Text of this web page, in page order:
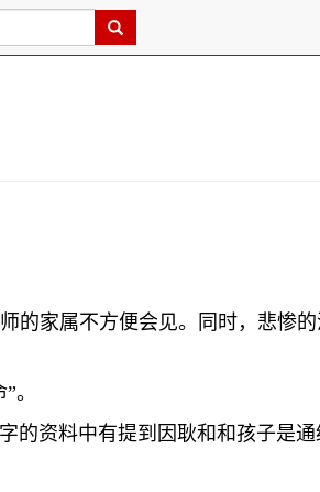
的家属不方便会见。同时，悲惨
”。
的资料中有提到因耿和和孩子是